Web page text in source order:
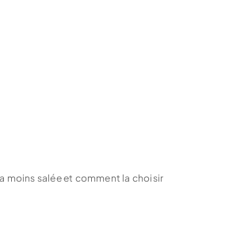
moins salée et comment la choisir